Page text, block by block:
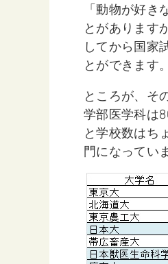
「動物が好
とがあります
してから国家
とができます。
ところが、そ
学部医学科は
と学校数はち
門になってい